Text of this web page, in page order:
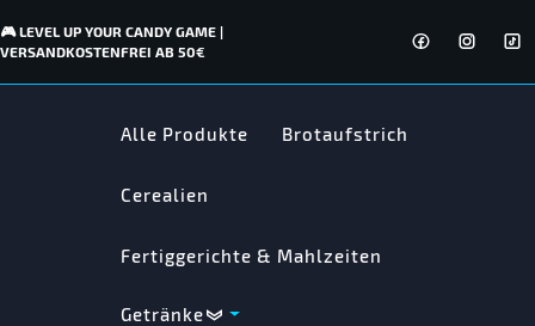
🎮 LEVEL UP YOUR CANDY GAME |
VERSANDKOSTENFREI AB 50€
Alle Produkte Brotaufstrich
Cerealien
Fertiggerichte & Mahlzeiten
Getränke